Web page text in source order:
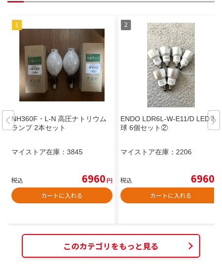
NH360F・L-N 高圧ナトリウム
ランプ 2本セット
マイストア在庫： 3845
税込 6960円
カートに入れる
ENDO LDR6L-W-E11/D LED電
球 6個セット②
マイストア在庫： 2206
税込 6960
カートに入れる
このカテゴリをもっと見る